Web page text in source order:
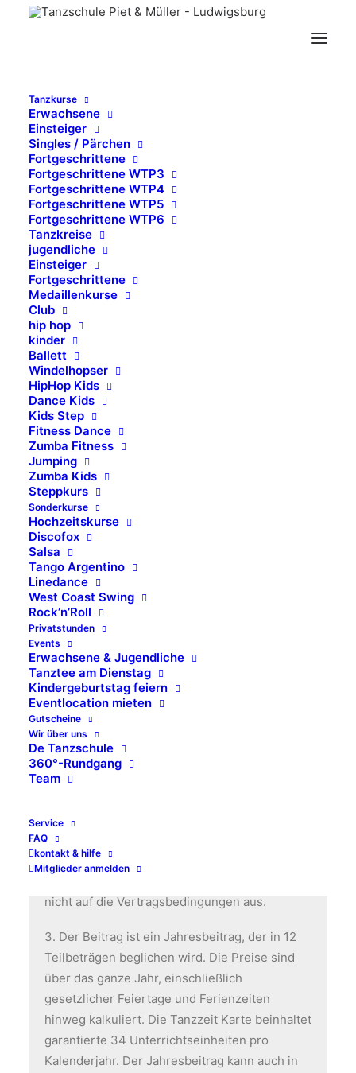
Tanzkurse
Erwachsene
Einsteiger
Singles / Pärchen
Fortgeschrittene
Fortgeschrittene WTP3
Fortgeschrittene WTP4
Fortgeschrittene WTP5
Fortgeschrittene WTP6
Tanzkreise
jugendliche
Einsteiger
Fortgeschrittene
Medaillenkurse
Club
hip hop
kinder
Ballett
Windelhopser
HipHop Kids
Dance Kids
Kids Step
Fitness Dance
Zumba Fitness
Jumping
Zumba Kids
Steppkurs
Sonderkurse
Hochzeitskurse
Discofox
Salsa
Tango Argentino
Linedance
West Coast Swing
Rock’n’Roll
Privatstunden
Events
Erwachsene & Jugendliche
Tanztee am Dienstag
Kindergeburtstag feiern
Eventlocation mieten
Gutscheine
Wir über uns
De Tanzschule
360°-Rundgang
Team
Service
FAQ
kontakt & hilfe
Mitglieder anmelden
geschäftsbedingungen
Allgemeine
Geschäftsbedingungen
der Tanzschule Piet & Müller
1. Die Zahlung der Gebühren erfolgt
ausschließlich im Einzugsverfahren. Eine
Anpassung der Beiträge auf Grund gestiegener
Kosten
(z.B. Miete, Energiekosten, steuerlichen
Änderungen …) kann zum 01. jedes Monats
erfolgen.
2. Tanzzeitmitglieder können alle angebotenen
Kurse (außer Workshops oder alle nicht
dauerhaft angebotene Kurse) der Tanzschule
Sie sich rechtzeitig angemeldet haben.
Personelle und terminliche Änderungen
bleiben
nicht auf die Vertragsbedingungen aus.
3. Der Beitrag ist ein Jahresbeitrag, der in 12
Teilbeträgen beglichen wird. Die Preise sind
über das ganze Jahr, einschließlich
gesetzlicher Feiertage und Ferienzeiten
hinweg kalkuliert. Die Tanzzeit Karte beinhaltet
garantierte 34 Unterrichtseinheiten pro
Kalenderjahr. Der Jahresbeitrag kann auch in